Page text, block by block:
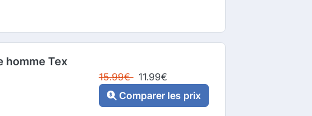
homme Tex
15.99€ 11.99€
Comparer les prix